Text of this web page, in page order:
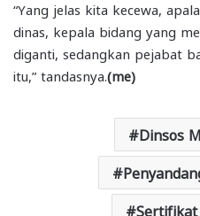
“Yang jelas kita kecewa,
dinas, kepala bidang yang
diganti, sedangkan pejabat
itu,” tandasnya. (me)
Dinsos